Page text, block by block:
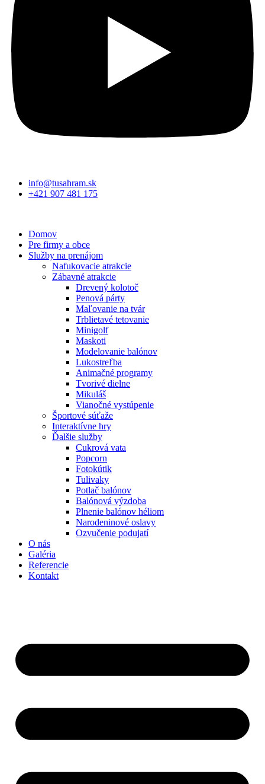
info@tusahram.sk
+421 907 481 175
Domov
Pre firmy a obce
Služby na prenájom
Nafukovacie atrakcie
Zábavné atrakcie
Drevený kolotoč
Penová párty
Maľovanie na tvár
Trblietavé tetovanie
Minigolf
Maskoti
Modelovanie balónov
Lukostreľba
Animačné programy
Tvorivé dielne
Mikuláš
Vianočné vystúpenie
Športové súťaže
Interaktívne hry
Ďalšie služby
Cukrová vata
Popcorn
Fotokútik
Tulivaky
Potlač balónov
Balónová výzdoba
Plnenie balónov héliom
Narodeninové oslavy
Ozvučenie podujatí
O nás
Galéria
Referencie
Kontakt